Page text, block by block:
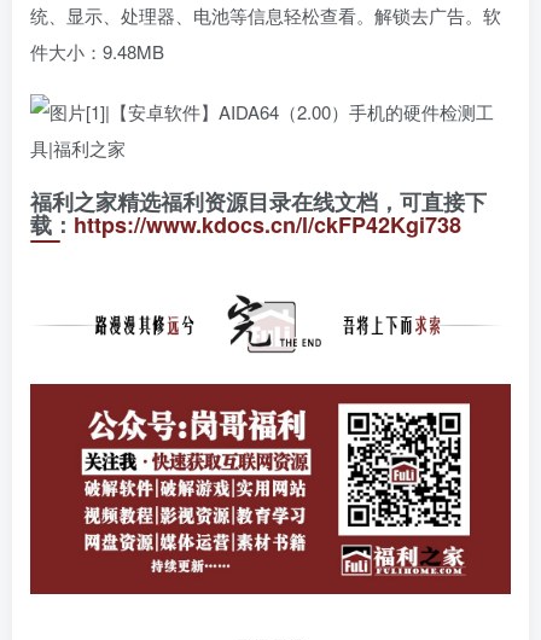
统、显示、处理器、电池等信息轻松查看。解锁去广告。软
件大小：9.48MB
福利之家精选福利资源目录在线文档，可直接下
载：https://www.kdocs.cn/l/ckFP42Kgi738